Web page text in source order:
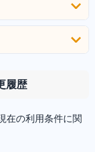
履歴
在の利用条件に関